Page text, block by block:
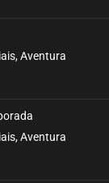
Aventura
Aventura